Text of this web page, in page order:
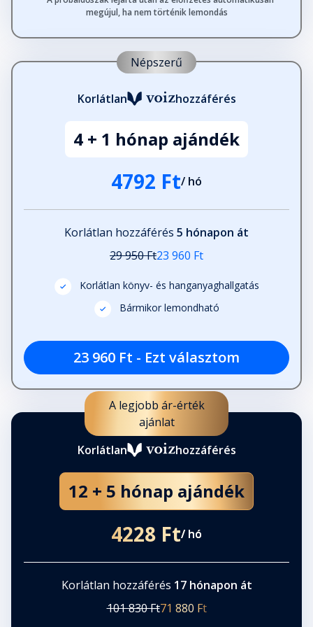
Fejezet hossza: 00:17:06
Tropicus Capricorni
Fejezet hossza: 00:48:02
Fejezet hossza: 00:10:12
A családi ékszer
Fejezet hossza: 00:48:05
A faragóember
Noémi
Melankólia
Fejezet hossza: 00:51:43
Tereza
Fejezet hossza: 00:29:02
A kettétört kard
megújul, ha nem történik lemondás
Népszerű
Korlátlan hozzáférés
4 + 1 hónap ajándék
4792 Ft/ hó
Korlátlan hozzáférés 5 hónapon át
29 950 Ft23 960 Ft
Korlátlan könyv- és hanganyaghallgatás
Bármikor lemondható
23 960 Ft - Ezt választom
A legjobb ár-érték
ajánlat
Korlátlan
hozzáférés
12 + 5 hónap ajándék
4228 Ft/ hó
Korlátlan hozzáférés 17 hónapon át
101 830 Ft71 880 Ft